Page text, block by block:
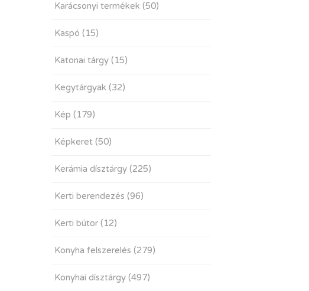
Karácsonyi termékek (50)
Kaspó (15)
Katonai tárgy (15)
Kegytárgyak (32)
Kép (179)
Képkeret (50)
Kerámia dísztárgy (225)
Kerti berendezés (96)
Kerti bútor (12)
Konyha felszerelés (279)
Konyhai dísztárgy (497)